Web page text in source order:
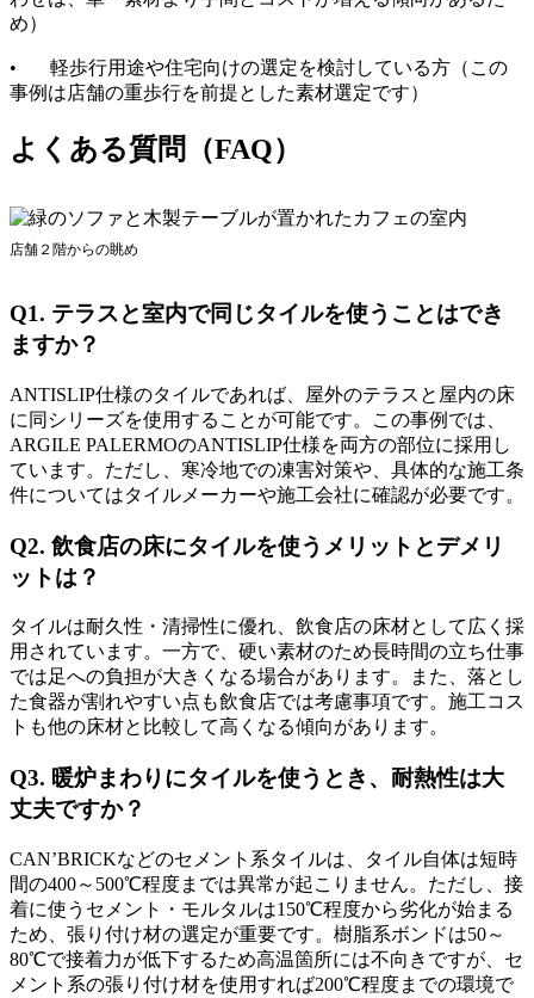
め）
• 軽歩行用途や住宅向けの選定を検討している方（この
事例は店舗の重歩行を前提とした素材選定です）
よくある質問（FAQ）
店舗２階からの眺め
Q1. テラスと室内で同じタイルを使うことはでき
ますか？
ANTISLIP仕様のタイルであれば、屋外のテラスと屋内の床
に同シリーズを使用することが可能です。この事例では、
ARGILE PALERMOのANTISLIP仕様を両方の部位に採用し
ています。ただし、寒冷地での凍害対策や、具体的な施工条
件についてはタイルメーカーや施工会社に確認が必要です。
Q2. 飲食店の床にタイルを使うメリットとデメリ
ットは？
タイルは耐久性・清掃性に優れ、飲食店の床材として広く採
用されています。一方で、硬い素材のため長時間の立ち仕事
では足への負担が大きくなる場合があります。また、落とし
た食器が割れやすい点も飲食店では考慮事項です。施工コス
トも他の床材と比較して高くなる傾向があります。
Q3. 暖炉まわりにタイルを使うとき、耐熱性は大
丈夫ですか？
CAN’BRICKなどのセメント系タイルは、タイル自体は短時
間の400～500℃程度までは異常が起こりません。ただし、接
着に使うセメント・モルタルは150℃程度から劣化が始まる
ため、張り付け材の選定が重要です。樹脂系ボンドは50～
80℃で接着力が低下するため高温箇所には不向きですが、セ
メント系の張り付け材を使用すれば200℃程度までの環境で